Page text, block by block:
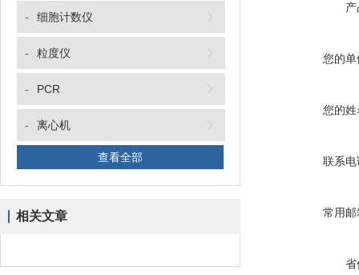
- 细胞计数仪
- 粒度仪
- PCR
- 离心机
查看全部
相关文章
您的单
您的姓
联系电
常用邮
省